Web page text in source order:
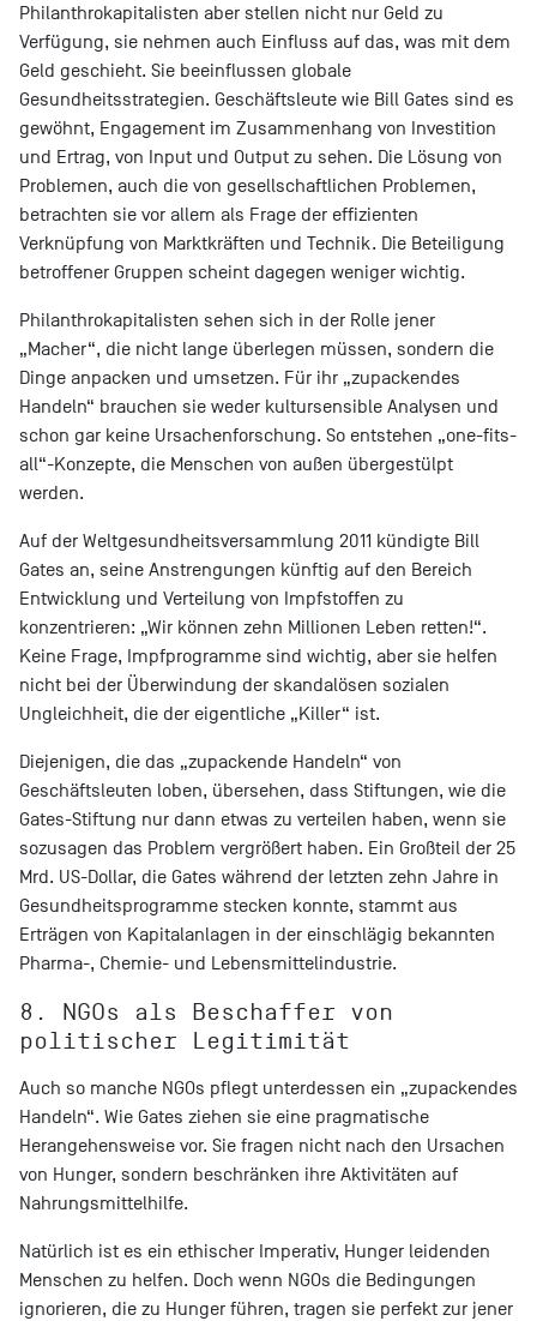
Philanthrokapitalisten aber stellen nicht nur Geld zu
Verfügung, sie nehmen auch Einfluss auf das, was mit dem
Geld geschieht. Sie beeinflussen globale
Gesundheitsstrategien. Geschäftsleute wie Bill Gates sind es
gewöhnt, Engagement im Zusammenhang von Investition
und Ertrag, von Input und Output zu sehen. Die Lösung von
Problemen, auch die von gesellschaftlichen Problemen,
betrachten sie vor allem als Frage der effizienten
Verknüpfung von Marktkräften und Technik. Die Beteiligung
betroffener Gruppen scheint dagegen weniger wichtig.
Philanthrokapitalisten sehen sich in der Rolle jener
„Macher“, die nicht lange überlegen müssen, sondern die
Dinge anpacken und umsetzen. Für ihr „zupackendes
Handeln“ brauchen sie weder kultursensible Analysen und
schon gar keine Ursachenforschung. So entstehen „one-fits-
all“-Konzepte, die Menschen von außen übergestülpt
werden.
Auf der Weltgesundheitsversammlung 2011 kündigte Bill
Gates an, seine Anstrengungen künftig auf den Bereich
Entwicklung und Verteilung von Impfstoffen zu
konzentrieren: „Wir können zehn Millionen Leben retten!“.
Keine Frage, Impfprogramme sind wichtig, aber sie helfen
nicht bei der Überwindung der skandalösen sozialen
Ungleichheit, die der eigentliche „Killer“ ist.
Diejenigen, die das „zupackende Handeln“ von
Geschäftsleuten loben, übersehen, dass Stiftungen, wie die
Gates-Stiftung nur dann etwas zu verteilen haben, wenn sie
sozusagen das Problem vergrößert haben. Ein Großteil der 25
Mrd. US-Dollar, die Gates während der letzten zehn Jahre in
Gesundheitsprogramme stecken konnte, stammt aus
Erträgen von Kapitalanlagen in der einschlägig bekannten
Pharma-, Chemie- und Lebensmittelindustrie.
8. NGOs als Beschaffer von
politischer Legitimität
Auch so manche NGOs pflegt unterdessen ein „zupackendes
Handeln“. Wie Gates ziehen sie eine pragmatische
Herangehensweise vor. Sie fragen nicht nach den Ursachen
von Hunger, sondern beschränken ihre Aktivitäten auf
Nahrungsmittelhilfe.
Natürlich ist es ein ethischer Imperativ, Hunger leidenden
Menschen zu helfen. Doch wenn NGOs die Bedingungen
ignorieren, die zu Hunger führen, tragen sie perfekt zur jener